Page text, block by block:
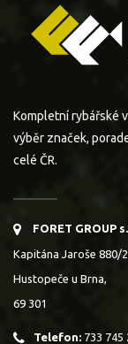
Kompletní rybářské
výběr značek,
celé ČR.
FORET GROUP
Kapitána Jaroše 880/
Hustopeče u Brna,
69 301
Telefon: 733 745